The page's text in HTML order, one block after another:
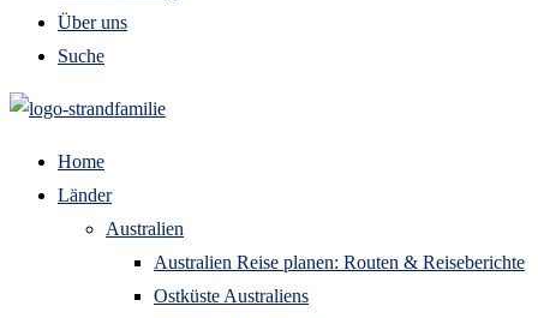
Über uns
Suche
Home
Länder
Australien
Australien Reise planen: Routen & Reiseberichte
Ostküste Australiens